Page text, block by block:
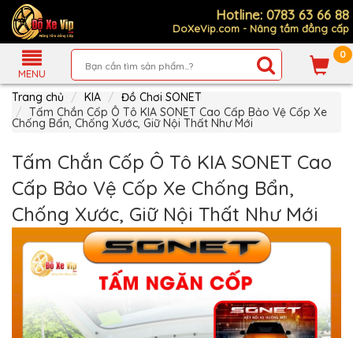
Hotline: 0783 63 66 88
DoXeVip.com - Nâng tầm đẳng cấp
MENU
0
Giới
Thiệu
Sản
Phẩm
Dẫn
Mua
Hàng
Chính
Sách
Thanh
Toán
Tin
Xe
Liên
hệ
Trang chủ KIA
Đồ Chơi SONET
Tấm Chắn Cốp Ô Tô KIA SONET Cao Cấp Bảo Vệ Cốp Xe
Chống Bẩn, Chống Xước, Giữ Nội Thất Như Mới
Tấm Chắn Cốp Ô Tô KIA SONET Cao
Cấp Bảo Vệ Cốp Xe Chống Bẩn,
Chống Xước, Giữ Nội Thất Như Mới